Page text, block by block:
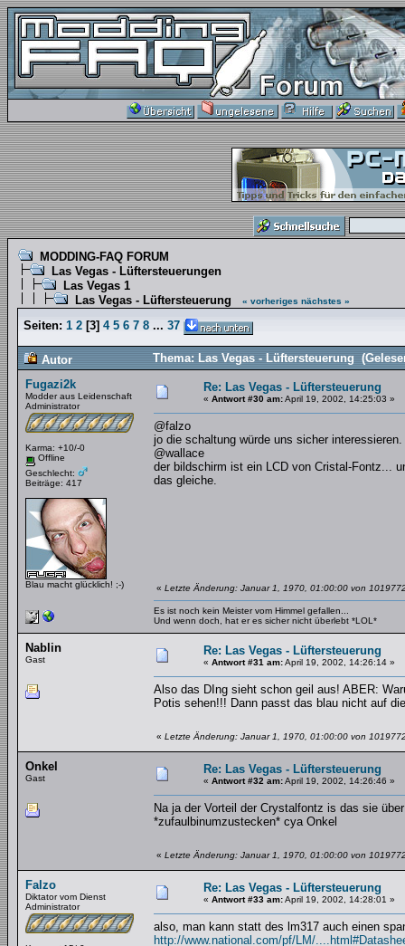
MODDING-FAQ FORUM
Las Vegas - Lüftersteuerungen
Las Vegas 1
Las Vegas - Lüftersteuerung
« vorheriges nächstes »
Seiten: 1 2 [3] 4 5 6 7 8 ... 37
Autor
Thema: Las Vegas - Lüftersteuerung
Fugazi2k
Modder aus Leidenschaft
Administrator
Karma: +10/-0
Offline
Geschlecht:
Beiträge: 417
Blau macht glücklich! ;-)
Re: Las Vegas - Lüftersteuerung
« Antwort #30 am:April 19, 2002, 14:25:03 »
@falzo
jo die schaltung würde uns sicher interessieren.
@wallace
der bildschirm ist ein LCD von Cristal-Fontz...
das gleiche.
« Letzte Änderung: Januar 1, 1970, 01:00:00 von
Es ist noch kein Meister vom Himmel gefallen...
Und wenn doch, hat er es sicher nicht überlebt *LOL*
Nablin
Gast
Re: Las Vegas - Lüftersteuerung
« Antwort #31 am:April 19, 2002, 14:26:14 »
Also das DIng sieht schon geil aus! ABER:
Potis sehen!!! Dann passt das blau nicht auf
« Letzte Änderung: Januar 1, 1970, 01:00:00 von
Onkel
Gast
Re: Las Vegas - Lüftersteuerung
« Antwort #32 am:April 19, 2002, 14:26:46 »
Na ja der Vorteil der Crystalfontz is das sie
*zufaulbinumzustecken* cya Onkel
« Letzte Änderung: Januar 1, 1970, 01:00:00 von
Falzo
Diktator vom Dienst
Administrator
Re: Las Vegas - Lüftersteuerung
« Antwort #33 am:April 19, 2002, 14:28:01 »
also, man kann statt des lm317 auch einen
http://www.national.com/pf/LM/